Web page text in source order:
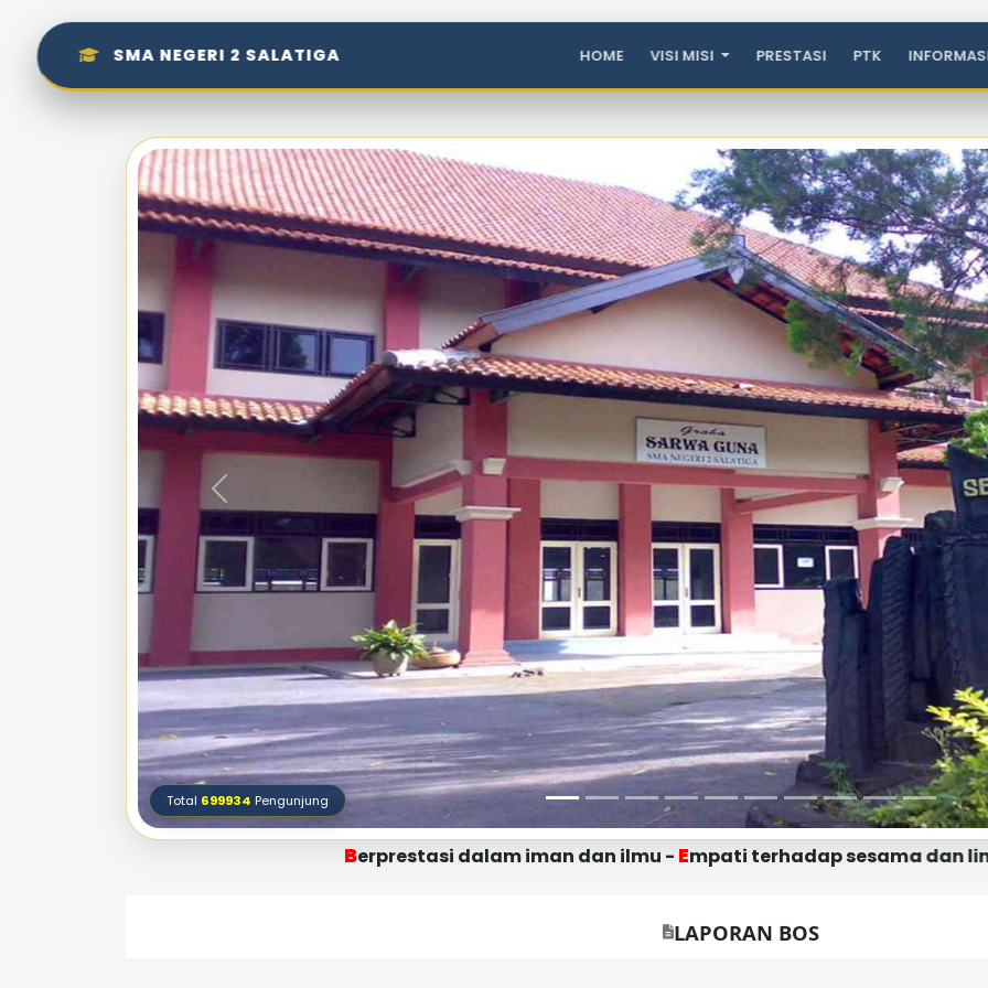
SMA NEGERI 2 SALATIGA HOME VISI MISI PRESTASI PTK
Total 699934 Pengunjung
erprestasi dalam iman dan ilmu -Empati terhadap sesama dan lingkungan -R
LAPORAN BOS